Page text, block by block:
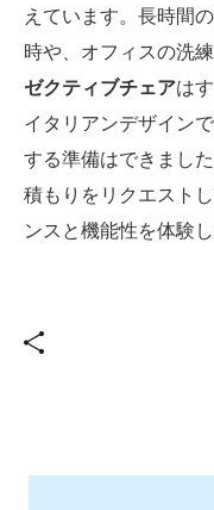
えています。長時間
時や、オフィスの洗
ゼクティブチェアは
イタリアンデザイン
する準備はできまし
積もりをリクエストし
ンスと機能性を体験し